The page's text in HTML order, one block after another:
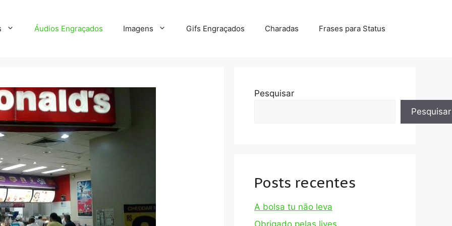
Áudios Engraçados Imagens Gifs Engraçados Charadas Frases para Status
Pesquisar
Pesquisar
Posts recentes
A bolsa tu não leva
Obrigado pelas lives